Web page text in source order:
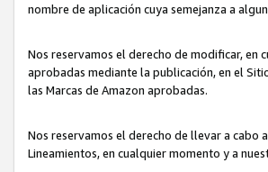
nombre de aplicación cuya semejanza a
Nos reservamos el derecho de modificar, en
aprobadas mediante la publicación, en el
las Marcas de Amazon aprobadas.
Nos reservamos el derecho de llevar a cabo
Lineamientos, en cualquier momento y a